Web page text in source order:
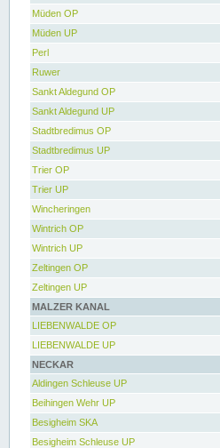
Müden OP
Müden UP
Perl
Ruwer
Sankt Aldegund OP
Sankt Aldegund UP
Stadtbredimus OP
Stadtbredimus UP
Trier OP
Trier UP
Wincheringen
Wintrich OP
Wintrich UP
Zeltingen OP
Zeltingen UP
MALZER KANAL
LIEBENWALDE OP
LIEBENWALDE UP
NECKAR
Aldingen Schleuse UP
Beihingen Wehr UP
Besigheim SKA
Besigheim Schleuse UP